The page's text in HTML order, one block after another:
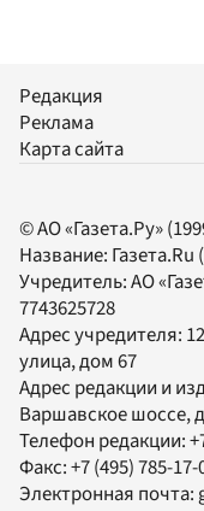
Редакция
Реклама
Карта сайта
© АО «Газета.Ру»
Название: Газета.Ru
Учредитель:АО
7743625728
Адрес учредителя:
улица, дом 67
Адрес редакции и
Варшавское шоссе,
Телефон редакции:
Факс:+7 (495) 785-17-
Электронная почта: